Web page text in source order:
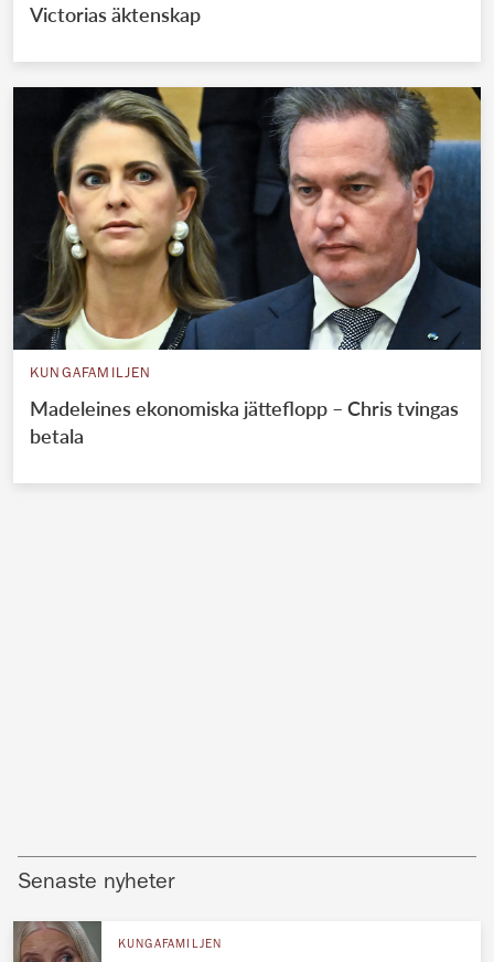
Victorias äktenskap
KUNGAFAMILJEN
Madeleines ekonomiska jätteflopp – Chris tvingas
betala
Senaste nyheter
KUNGAFAMILJEN